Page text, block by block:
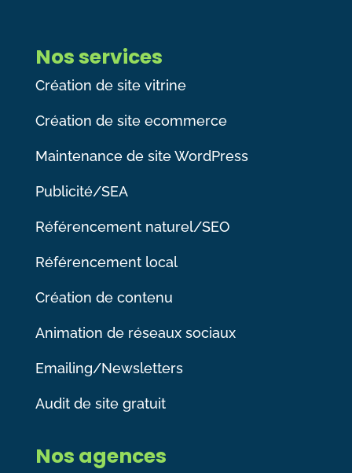
Nos services
Création de site vitrine
Création de site ecommerce
Maintenance de site WordPress
Publicité/SEA
Référencement naturel/SEO
Référencement local
Création de contenu
Animation de réseaux sociaux
Emailing/Newsletters
Audit de site gratuit
Nos agences